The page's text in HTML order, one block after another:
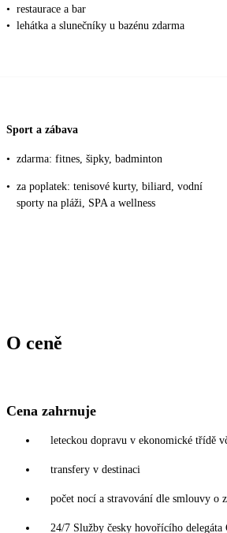
• restaurace a bar
• lehátka a slunečníky u bazénu zdarma
Sport a zábava
• zdarma: fitnes, šipky, badminton
• za poplatek: tenisové kurty, biliard, vodní
sporty na pláži, SPA a wellness
O ceně
Cena zahrnuje
leteckou dopravu v ekonomické třídě
transfery v destinaci
počet nocí a stravování dle smlouvy o
24/7 Služby česky hovořícího delegáta